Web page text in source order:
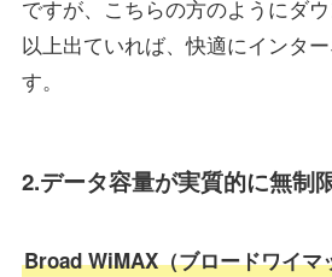
ですが、こちらの方のようにダ
以上出ていれば、快適にインタ
す。
2.データ容量が実質的に無制
Broad WiMAX（ブロードワイマ